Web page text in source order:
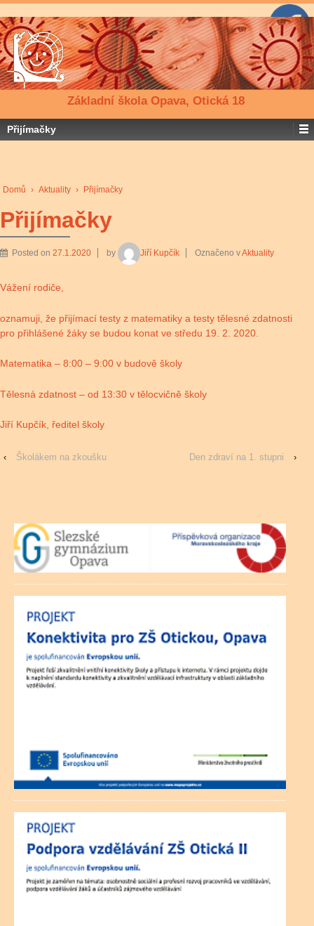
Základní škola Opava, Otická 18
Přijímačky
Domů › Aktuality › Přijímačky
Přijímačky
Posted on 27.1.2020 by Jiří Kupčík Označeno vAktuality
Vážení rodiče,
oznamuji, že přijímací testy z matematiky a testy tělesné zdatnosti
pro přihlášené žáky se budou konat ve středu 19. 2. 2020.
Matematika – 8:00 – 9:00 v budově školy
Tělesná zdatnost – od 13:30 v tělocvičně školy
Jiří Kupčík, ředitel školy
‹ Školákem na zkoušku Den zdraví na 1. stupni ›